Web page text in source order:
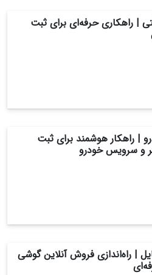
| راهکاری حرفه‌ای برای ثبت
| راهکار هوشمند برای ثبت
و سرویس خودرو
| راه‌اندازی فروش آنلاین گوشی